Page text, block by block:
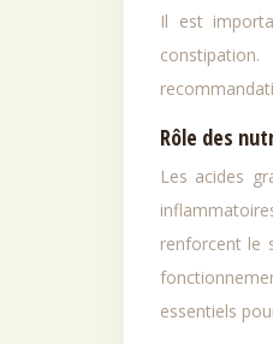
Il est
Rôle des
Les acides
renforcent le
essentiels